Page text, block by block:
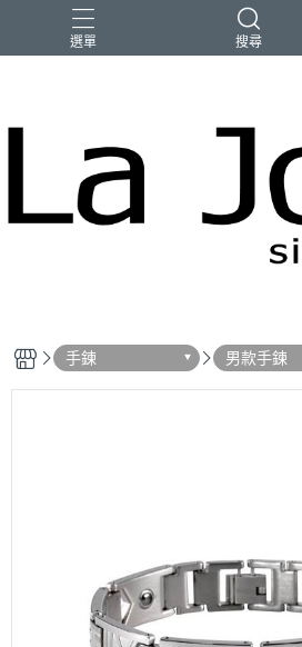
選單 搜尋
咖啡 母親節禮物
手鍊 男款手鍊